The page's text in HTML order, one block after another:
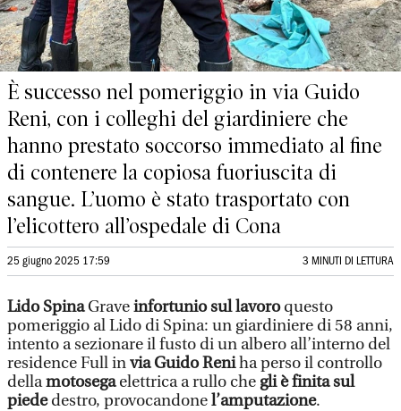
È successo nel pomeriggio in via Guido
Reni, con i colleghi del giardiniere che
hanno prestato soccorso immediato al fine
di contenere la copiosa fuoriuscita di
sangue. L’uomo è stato trasportato con
l’elicottero all’ospedale di Cona
25 giugno 2025 17:59 3 MINUTI DI LETTURA
Lido SpinaGraveinfortunio sul lavoroquesto
pomeriggio al Lido di Spina: un giardiniere di 58 anni,
intento a sezionare il fusto di un albero all’interno del
residence Full invia Guido Reniha perso il controllo
dellamotosegaelettrica a rullo che gli è finita sul
piededestro, provocandonel’amputazione.